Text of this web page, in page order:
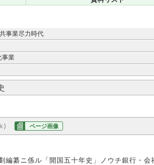
事業尽力時代
業
ページ画像
編纂ニ係ル「開国五十年史」ノウチ銀行・